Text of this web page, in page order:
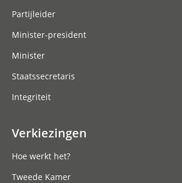
Partijleider
Minister-president
Minister
Staatssecretaris
Integriteit
Verkiezingen
Hoe werkt het?
Tweede Kamer